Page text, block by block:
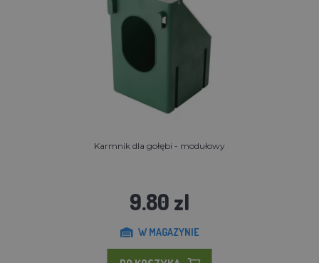
Karmnik dla gołębi - modułowy
9.80 zl
W MAGAZYNIE